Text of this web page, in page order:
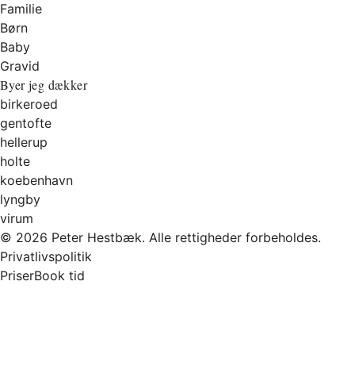
Familie
Børn
Baby
Gravid
Byer jeg dækker
birkeroed
gentofte
hellerup
holte
koebenhavn
lyngby
virum
© 2026 Peter Hestbæk. Alle rettigheder forbeholdes.
Privatlivspolitik
PriserBook tid